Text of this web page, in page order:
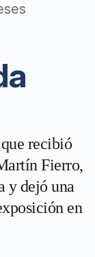
recibió
Fierro,
y dejó una
en